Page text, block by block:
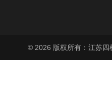
© 2026 版权所有：江苏